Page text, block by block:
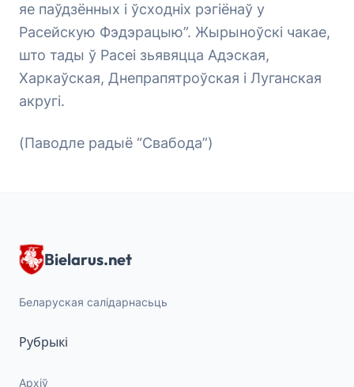
яе паўдзённых і ўсходніх рэгіёнаў у
Расейскую Фэдэрацыю”. Жырыноўскі чакае,
што тады ў Расеі зьявяцца Адэская,
Харкаўская, Днепрапятроўская і Луганская
акругі.
(Паводле радыё “Свабода”)
Bielarus.net
Беларуская салідарнасьць
Рубрыкі
Архіў